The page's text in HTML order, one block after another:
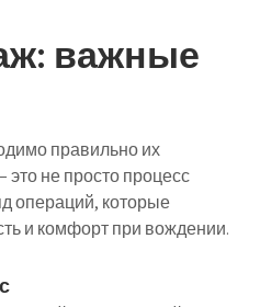
важные
правильно их
не просто процесс
операций, которые
и комфорт при вождении.